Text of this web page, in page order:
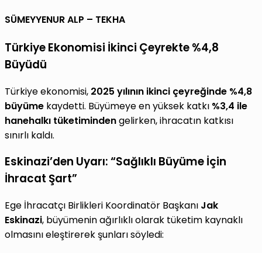
SÜMEYYENUR ALP – TEKHA
Türkiye Ekonomisi İkinci Çeyrekte %4,8
Büyüdü
Türkiye ekonomisi, 2025 yılının ikinci çeyreğinde %4,8
büyüme kaydetti. Büyümeye en yüksek katkı %3,4 ile
hanehalkı tüketimindengelirken, ihracatın katkısı
sınırlı kaldı.
Eskinazi’den Uyarı: “Sağlıklı Büyüme İçin
İhracat Şart”
Ege İhracatçı Birlikleri Koordinatör Başkanı Jak
Eskinazi, büyümenin ağırlıklı olarak tüketim kaynaklı
olmasını eleştirerek şunları söyledi: